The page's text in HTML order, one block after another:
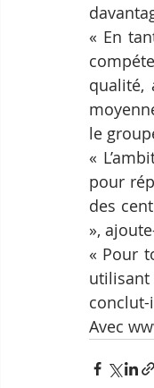
« En
qualité,
le
«
pour
des
»,
« Pour
utilisant
conclut-
Avec